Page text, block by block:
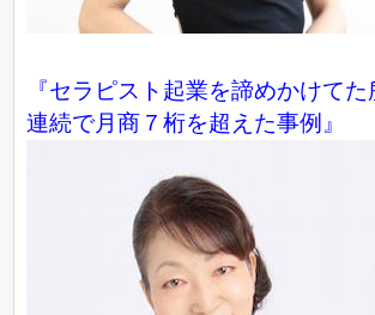
『セラピスト起業を諦めかけてた
連続で月商７桁を超えた事例』